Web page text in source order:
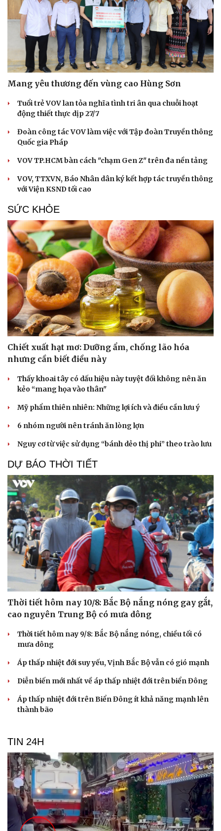
Du lịch
Tư vấn
Săn Tour
check-in
Podcast
Câu chuyện thời sự
Đọc truyện đêm khuya
Cửa sổ tình yêu
Kể chuyện cho bé
Hạt giống tâm hồn
Cải chính
Mang yêu thương đến vùng cao Hùng Sơn
Tuổi trẻ VOV lan tỏa nghĩa tình tri ân qua chuỗi hoạt
động thiết thực dịp 27/7
Đoàn công tác VOV làm việc với Tập đoàn Truyền thông
Quốc gia Pháp
VOV TP.HCM bàn cách "chạm Gen Z" trên đa nền tảng
VOV, TTXVN, Báo Nhân dân ký kết hợp tác truyền thông
với Viện KSND tối cao
SỨC KHỎE
Chiết xuất hạt mơ: Dưỡng ẩm, chống lão hóa
nhưng cần biết điều này
Thấy khoai tây có dấu hiệu này tuyệt đối không nên ăn
kẻo “mang họa vào thân"
Mỹ phẩm thiên nhiên: Những lợi ích và điều cần lưu ý
6 nhóm người nên tránh ăn lòng lợn
Nguy cơ từ việc sử dụng “bánh dẻo thị phi” theo trào lưu
DỰ BÁO THỜI TIẾT
Thời tiết hôm nay 10/8: Bắc Bộ nắng nóng gay gắt,
cao nguyên Trung Bộ có mưa dông
Thời tiết hôm nay 9/8: Bắc Bộ nắng nóng, chiều tối có
mưa dông
Áp thấp nhiệt đới suy yếu, Vịnh Bắc Bộ vẫn có gió mạnh
Diễn biến mới nhất về áp thấp nhiệt đới trên biển Đông
Áp thấp nhiệt đới trên Biển Đông ít khả năng mạnh lên
thành bão
TIN 24H